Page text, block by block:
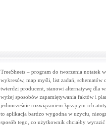
TreeSheets – program do tworzenia notatek
wykresów, map myśli, list zadań, schematów
twierdzi producent, stanowi alternatywę dla
wyżej sposobów zapamiętywania faktów i
jednocześnie rozwiązaniem łączącym ich
to aplikacja bardzo wygodna w użyciu,
sposób tego, co użytkownik chciałby